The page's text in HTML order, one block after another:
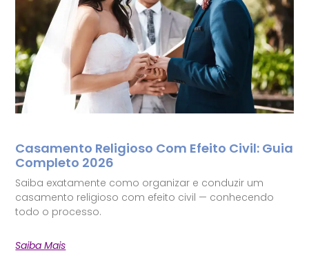
Casamento Religioso Com Efeito Civil: Guia
Completo 2026
Saiba exatamente como organizar e conduzir um
casamento religioso com efeito civil — conhecendo
todo o processo.
Saiba Mais